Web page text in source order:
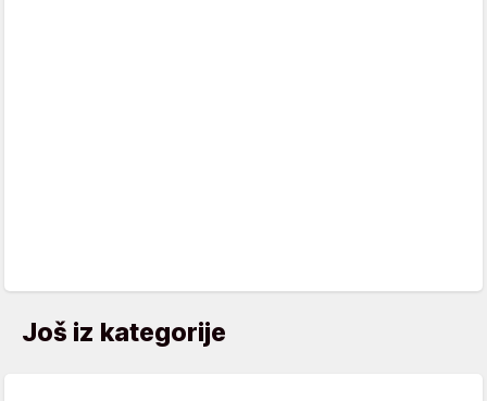
Još iz kategorije